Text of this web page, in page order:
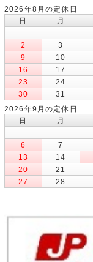
2026年8月の定休日
日
月
2
3
9
10
16
17
23
24
30
31
2026年9月の定休日
日
月
6
7
13
14
20
21
27
28